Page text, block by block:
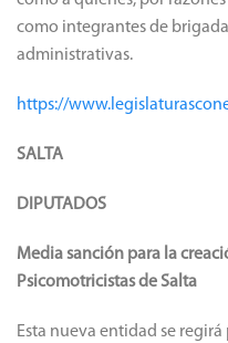
como integrantes de
administrativas.
https://
SALTA
DIPUTADOS
Media sanción para la
Psicomotricistas de Salta
Esta nueva entidad se